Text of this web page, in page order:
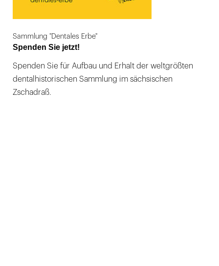
Sammlung "Dentales Erbe"
Spenden Sie jetzt!
Spenden Sie für Aufbau und Erhalt der weltgrößten
dentalhistorischen Sammlung im sächsischen
Zschadraß.